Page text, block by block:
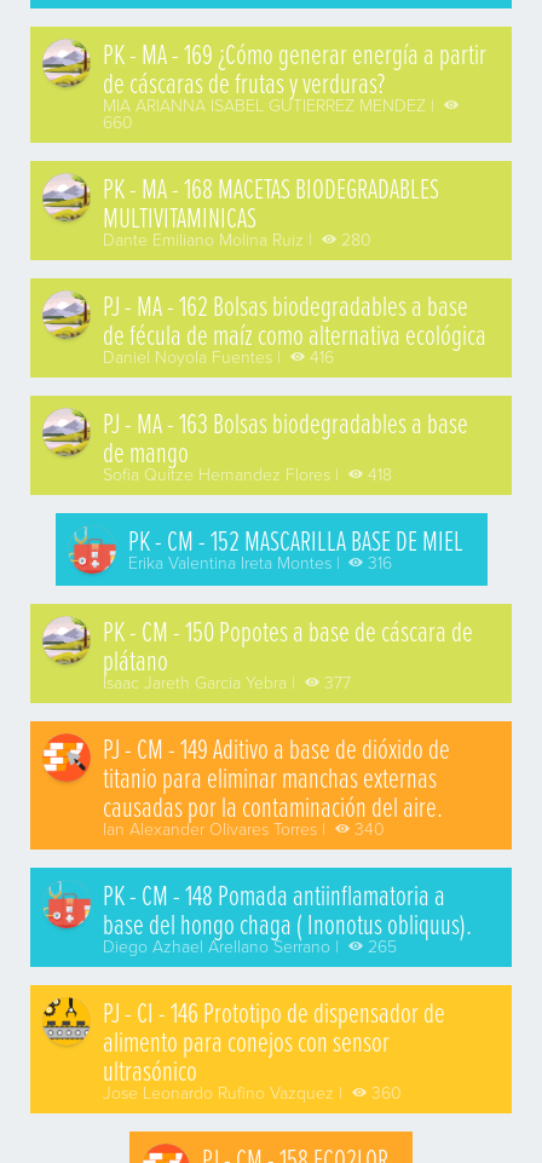
PK - MA - 169 ¿Cómo generar energía a partir
de cáscaras de frutas y verduras?
MIA ARIANNA ISABEL GUTIERREZ MENDEZ |
660
PK - MA - 168 MACETAS BIODEGRADABLES
MULTIVITAMINICAS
Dante Emiliano Molina Ruiz | 280
PJ - MA - 162 Bolsas biodegradables a base
de fécula de maíz como alternativa ecológica
Daniel Noyola Fuentes | 416
PJ - MA - 163 Bolsas biodegradables a base
de mango
Sofia Quitze Hernandez Flores | 418
PK - CM - 152 MASCARILLA BASE DE MIEL
Erika Valentina Ireta Montes | 316
PK - CM - 150 Popotes a base de cáscara de
plátano
Isaac Jareth Garcia Yebra | 377
PJ - CM - 149 Aditivo a base de dióxido de
titanio para eliminar manchas externas
causadas por la contaminación del aire.
Ian Alexander Olivares Torres | 340
PK - CM - 148 Pomada antiinflamatoria a
base del hongo chaga ( Inonotus obliquus).
Diego Azhael Arellano Serrano | 265
PJ - CI - 146 Prototipo de dispensador de
alimento para conejos con sensor
ultrasónico
Jose Leonardo Rufino Vazquez | 360